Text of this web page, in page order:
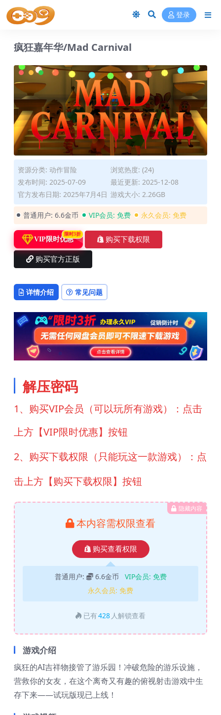
登录
疯狂嘉年华/Mad Carnival
资源分类: 动作冒险
浏览热度: (24)
发布时间: 2025-07-09
最近更新: 2025-12-08
官方发布日期: 2025年7月4日 游戏大小: 2.26GB
普通用户: 6.6金币 VIP会员: 免费 永久会员: 免费
VIP限时优惠
限时3折
购买下载权限
购买官方正版
详情介绍 常见问题
解压密码
1、购买VIP会员（可以玩所有游戏）：点击
上方【VIP限时优惠】按钮
2、购买下载权限（只能玩这一款游戏）：点
击上方【购买下载权限】按钮
隐藏内容
本内容需权限查看
购买查看权限
普通用户: 6.6金币 VIP会员: 免费
永久会员: 免费
已有428 人解锁查看
游戏介绍
疯狂的AI吉祥物接管了游乐园！冲破危险的游乐设施，
营救你的女友，在这个离奇又有趣的俯视射击游戏中生
存下来——试玩版现已上线！